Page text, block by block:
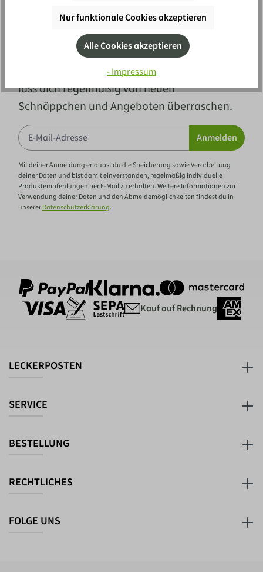
Newsletter
Vertraue mehr als 100 Jahren Erfahrung und
lass dich regelmäßig von neuen
Schnäppchen und Angeboten überraschen.
Anmelden
Mit deiner Anmeldung erlaubst du die Speicherung sowie Verarbeitung
deiner Daten und bist damit einverstanden, regelmäßig individuelle
Produktempfehlungen per E-Mail zu erhalten. Weitere Informationen zur
Verwendung deiner Daten und den Abmeldemöglichkeiten findest du in
unsererDatenschutzerklärung.
Kauf auf Rechnung
LECKERPOSTEN
SERVICE
BESTELLUNG
RECHTLICHES
FOLGE UNS
Nur funktionale Cookies akzeptieren
Alle Cookies akzeptieren
- Impressum